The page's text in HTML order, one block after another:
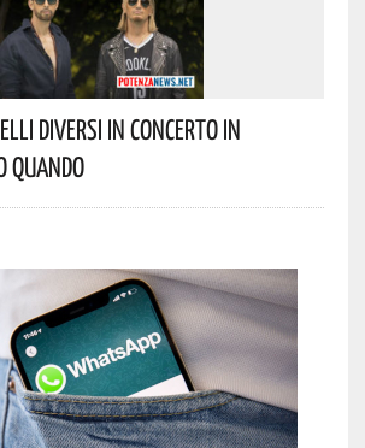
DiVersi In Concerto In
Quando